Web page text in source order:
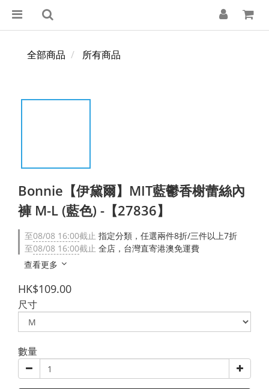
全部商品 所有商品
Bonnie【伊黛爾】MIT藍鬱香榭蕾絲內
褲 M-L (藍色) -【27836】
至08/08 16:00截止 指定分類，任選兩件8折/三件以上7折
至08/08 16:00截止 全店，台灣直寄港澳免運費
查看更多
HK$109.00
尺寸
數量